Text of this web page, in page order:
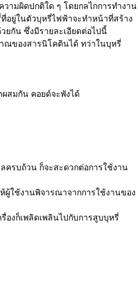
ามผิดปกติใด ๆ โดยกลไกการทำงาน
ที่อยู่ในตัวบุหรี่ไฟฟ้าจะทำหน้าที่สร้าง
ยกัน ซึ่งมีรายละเอียดต่อไปนี้
ณของสารนิโคตินได้ ทว่าในบุหรี่
ผสมกัน คอยด์จะพังได้
ครบถ้วน ก็จะสะดวกต่อการใช้งาน
ผู้ใช้งานพิจารณาจากการใช้งานของ
องก็เพลิดเพลินไปกับการสูบบุหรี่